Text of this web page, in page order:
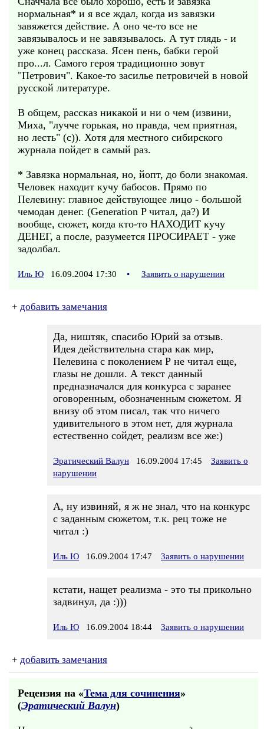
нормальная* и я все ждал, когда из завязки
завяжется действие. А оно че-то все не
завязывалось и не завязывалось. А тут глядь - и
уже конец рассказа. Ясен пень, бабки герой
про...л. Самого героя традиционно зовут
"Петрович". Какое-то засилье петровичей в новой
русской литературе.
В общем, рассказ никакой и ни о чем (извини,
Миха, "лучче горькая, но правда, чем приятная,
но лесть" (с)). Хотя для местного сибирского
журнала пойдет в самый раз.
* Завязка нормальная, но, йопт, до боли знакомая.
Человек находит кучу бабосов. Прямо по
Пелевину: главное действующее лицо - большой
чемодан денег. (Generation P читал, да?) И
вообще, сюжет, когда кто-то НАХОДИТ кучу
ДЕНЕГ, а после, разумеется ПРОСИРАЕТ - уже
задолбал.
Иль Ю 16.09.2004 17:30 • Заявить о нарушении
+ добавить замечания
Да, ништяк, спасибо Юрий за отзыв.
Идея действительна стара как мир,
Пелевина с поколением Р не читал еще,
глазы не дошли. А текст данный
предназначался для конкурса с заранее
оговоренным, обозначенным сюжетом. Я
внизу об этом писал, так что ничего
удивительного в этом нет, для журнала
естественно сойдет, реализм все же:)
Эратический Валун 16.09.2004 17:45
Заявить о
нарушении
А, ну извиняй, я ж не знал, что на конкурс
с заданным сюжетом, т.к. рец тоже не
читал :)
Иль Ю 16.09.2004 17:47 Заявить о нарушении
кстати, нащет реализма - это ты прикольно
задвинул, да :)))
Иль Ю 16.09.2004 18:44 Заявить о нарушении
+ добавить замечания
Рецензия на «Тема для сочинения»
(Эратический Валун)